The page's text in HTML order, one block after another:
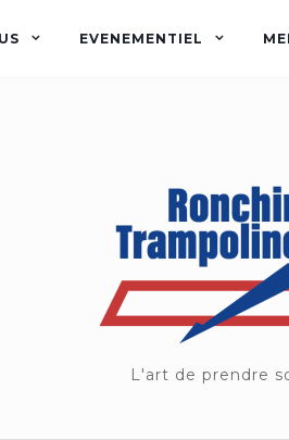
EVENEMENTIEL
L'art de prendre